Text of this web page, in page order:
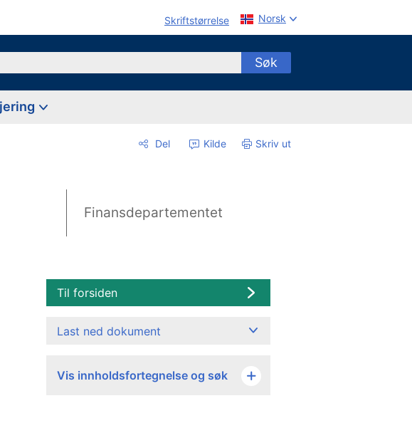
Skriftstørrelse Norsk
Søk
Del Kilde Skriv ut
Finansdepartementet
Til forsiden
Last ned dokument
Vis innholdsfortegnelse og søk